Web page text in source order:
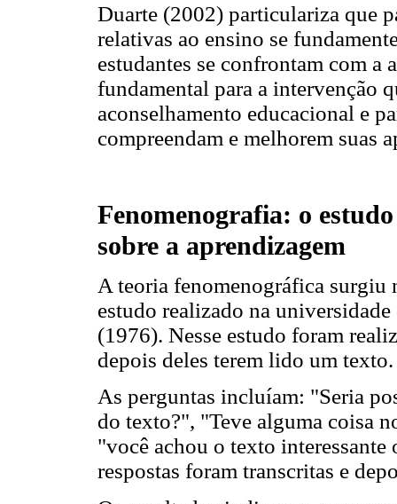
Duarte (2002) particulariza que
relativas ao ensino se
estudantes se confrontam com a
fundamental para a intervenção
aconselhamento educacional e
compreendam e melhorem suas
Fenomenografia: o
sobre a aprendizagem
A teoria fenomenográfica surgiu
estudo realizado na
(1976). Nesse estudo foram
depois deles terem lido um texto.
As perguntas incluíam: "Seria
do texto?", "Teve alguma coisa
"você achou o texto interessante
respostas foram transcritas e